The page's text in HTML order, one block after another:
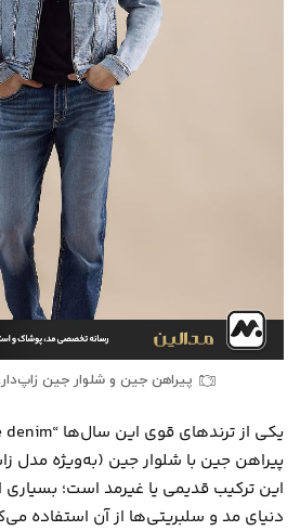
پیراهن جین و شلوار جین
پیراهن جین با شلوار جین (به‌ویژه مدل
این ترکیب قدیمی یا غیرمد است؛
دنیای مد و سلبریتی‌ها از آن استفاده